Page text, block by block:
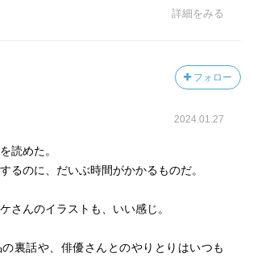
ん達のアクシデント対応力が素晴らしい
はそれらを一番興味深く読んだ。
う驚きもあった。
け密かな自慢がある。それはこの「記憶
！」がオリジナル脚本であるということ。
るわけでもなく、ベストセラー小説の映画
「セ◯シー ◯中さん」の事件が無けれ
文を普通に流して読んだと思うが、あの事
詳細をみる
フォロー
2024.01.27
読めた。
るのに、だいぶ時間がかかるものだ。
さんのイラストも、いい感じ。
裏話や、俳優さんとのやりとりはいつも